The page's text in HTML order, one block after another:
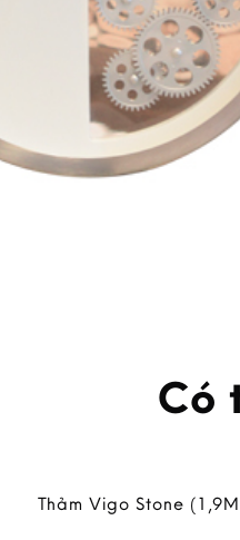
Có
Thảm Vigo Stone